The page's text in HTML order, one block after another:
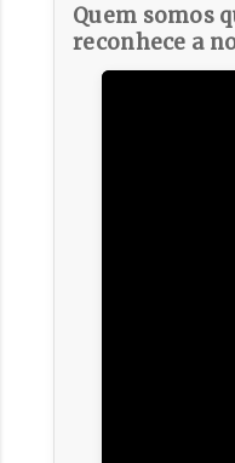
Quem somos
reconhece a